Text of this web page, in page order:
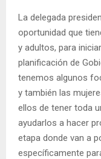
La delegada
oportunidad que
y adultos, para
planificación de
tenemos algunos
y también las
ellos de tener toda
ayudarlos a hacer
etapa donde van a
específicamente